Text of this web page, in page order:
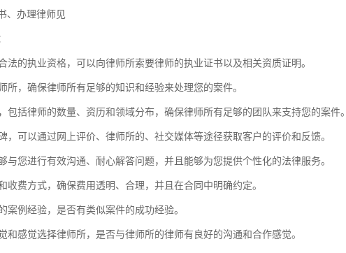
、办理律师见
法的执业资格，可以向律师所索要律师的执业证书以及相关资质证明。
所，确保律师所有足够的知识和经验来处理您的案件。
包括律师的数量、资历和领域分布，确保律师所有足够的团队来支持您的案件。
，可以通过网上评价、律师所的、社交媒体等途径获取客户的评价和反馈。
与您进行有效沟通、耐心解答问题，并且能够为您提供个性化的法律服务。
收费方式，确保费用透明、合理，并且在合同中明确约定。
案例经验，是否有类似案件的成功经验。
和感觉选择律师所，是否与律师所的律师有良好的沟通和合作感觉。